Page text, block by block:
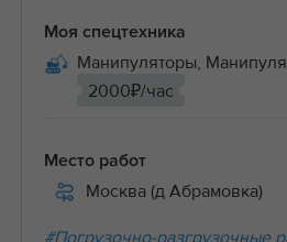
Моя спецтехника
Манипуляторы,
2000₽/час
Место работ
Москва (д Абрамовка)